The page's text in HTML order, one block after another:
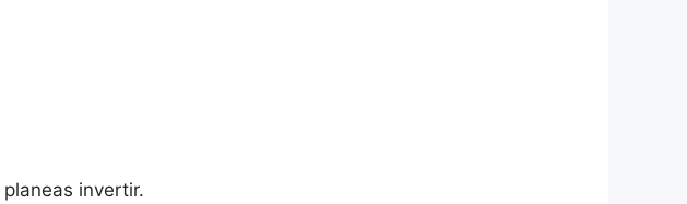
invertir.